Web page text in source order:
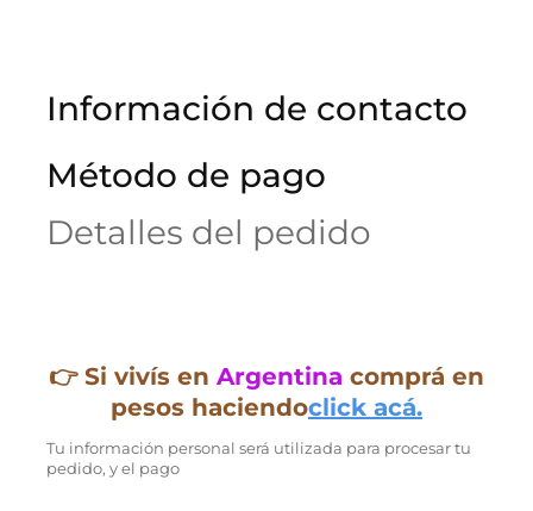
Información de contacto
Método de pago
Detalles del pedido
👉 Si vivís en Argentina comprá en
pesos haciendoclick acá.
Tu información personal será utilizada para procesar tu
pedido, y el pago